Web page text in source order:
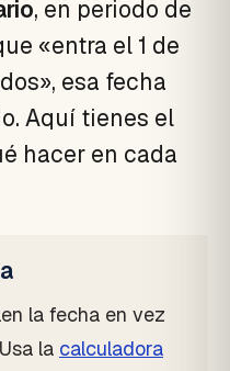
, en periodo de
«entra el 1 de
esa fecha
Aquí tienes el
hacer en cada
la fecha en vez
la calculadora